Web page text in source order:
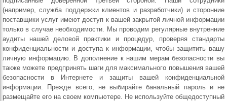
(например, служба поддержки клиентов и разработчики) и сторонние
поставщики услуг имеют доступ к вашей закрытой личной информации
только в случае необходимости. Мы проводим регулярные внутренние
аудиты нашей деловой практики и процедур, проверяя стандарты
конфиденциальности и доступа к информации, чтобы защитить вашу
личную информацию. В дополнение к нашим мерам безопасности вы
также можете предпринять шаги для максимального повышения вашей
безопасности в Интернете и защиты вашей конфиденциальной
информации. Прежде всего, не выбирайте банальный пароль и не
размещайте его на своем компьютере. Не используйте общедоступный